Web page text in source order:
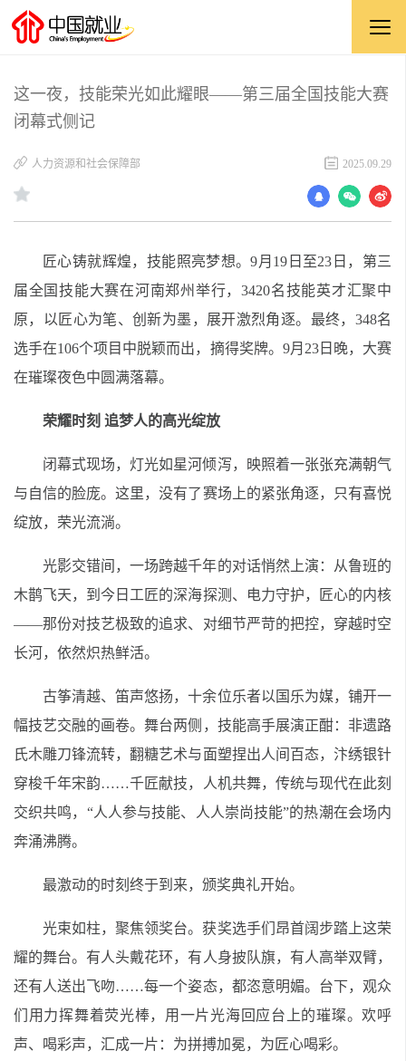
这一夜，技能荣光如此耀眼——第三届全国技能大赛
闭幕式侧记
人力资源和社会保障部 2025.09.29
匠心铸就辉煌，技能照亮梦想。9月19日至23日，第三
届全国技能大赛在河南郑州举行，3420名技能英才汇聚中
原，以匠心为笔、创新为墨，展开激烈角逐。最终，348名
选手在106个项目中脱颖而出，摘得奖牌。9月23日晚，大赛
在璀璨夜色中圆满落幕。
荣耀时刻 追梦人的高光绽放
闭幕式现场，灯光如星河倾泻，映照着一张张充满朝气
与自信的脸庞。这里，没有了赛场上的紧张角逐，只有喜悦
绽放，荣光流淌。
光影交错间，一场跨越千年的对话悄然上演：从鲁班的
木鹊飞天，到今日工匠的深海探测、电力守护，匠心的内核
——那份对技艺极致的追求、对细节严苛的把控，穿越时空
长河，依然炽热鲜活。
古筝清越、笛声悠扬，十余位乐者以国乐为媒，铺开一
幅技艺交融的画卷。舞台两侧，技能高手展演正酣：非遗路
氏木雕刀锋流转，翻糖艺术与面塑捏出人间百态，汴绣银针
穿梭千年宋韵……千匠献技，人机共舞，传统与现代在此刻
交织共鸣，“人人参与技能、人人崇尚技能”的热潮在会场内
奔涌沸腾。
最激动的时刻终于到来，颁奖典礼开始。
光束如柱，聚焦领奖台。获奖选手们昂首阔步踏上这荣
耀的舞台。有人头戴花环，有人身披队旗，有人高举双臂，
还有人送出飞吻……每一个姿态，都恣意明媚。台下，观众
们用力挥舞着荧光棒，用一片光海回应台上的璀璨。欢呼
声、喝彩声，汇成一片：为拼搏加冕，为匠心喝彩。